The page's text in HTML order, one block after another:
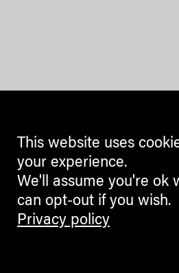
This website uses
your experience.
We'll assume you're ok
can opt-out if you wish.
Privacy policy